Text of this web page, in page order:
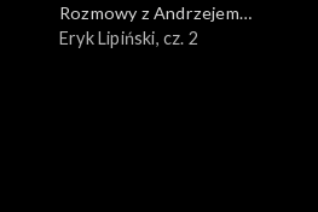
Rozmowy z Andrzejem
Doboszem
Eryk Lipiński, cz. 2